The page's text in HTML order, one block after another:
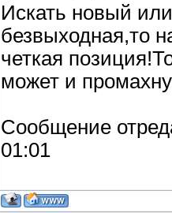
Искать новый
безвыходная,то
четкая
может и
Сообщение
01:01